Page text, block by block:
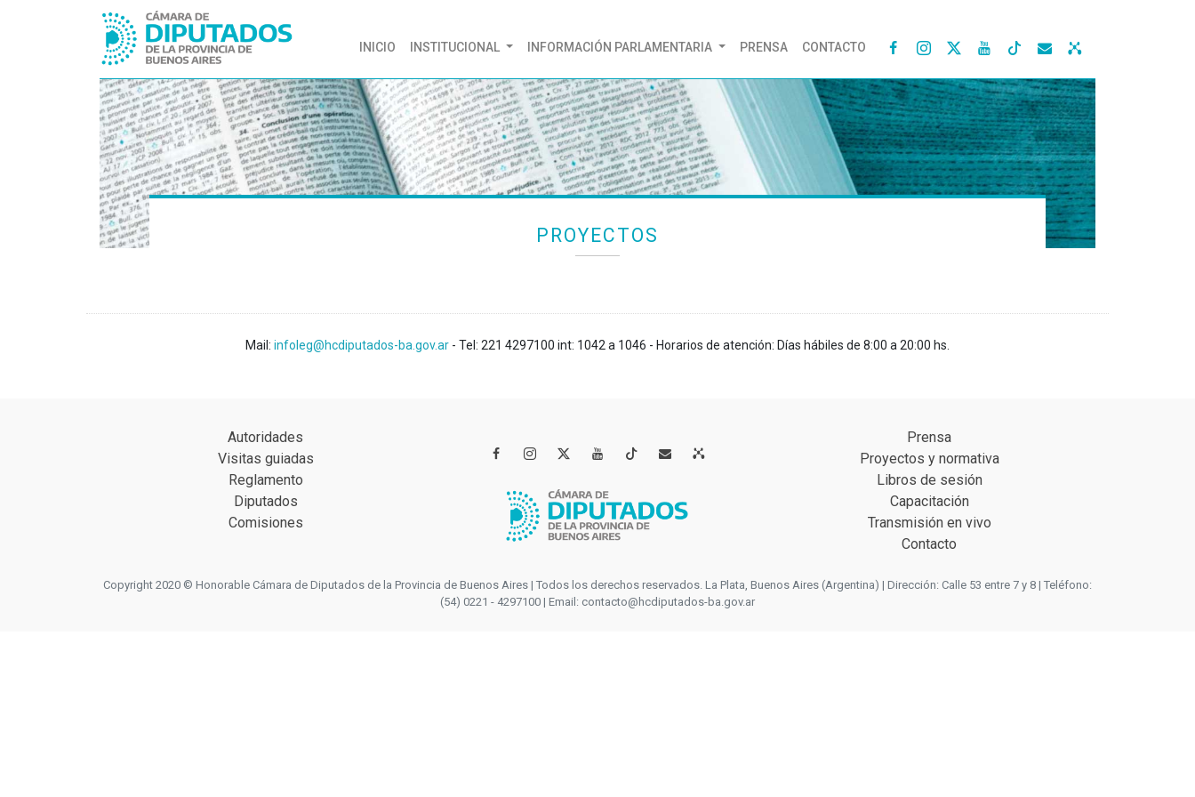
INICIO (CURRENT)
INSTITUCIONAL INFORMACIÓN PARLAMENTARIA PRENSA CONTACTO    
PROYECTOS
Mail: infoleg@hcdiputados-ba.gov.ar - Tel: 221 4297100 int: 1042 a 1046 - Horarios de atención: Días hábiles de 8:00 a 20:00 hs.
Autoridades
Visitas guiadas
Reglamento
Diputados
Comisiones
   
Prensa
Proyectos y normativa
Libros de sesión
Capacitación
Transmisión en vivo
Contacto
Copyright 2020 © Honorable Cámara de Diputados de la Provincia de Buenos Aires | Todos los derechos reservados. La Plata, Buenos Aires (Argentina) | Dirección: Calle 53 entre 7 y 8 | Teléfono:
(54) 0221 - 4297100 | Email: contacto@hcdiputados-ba.gov.ar